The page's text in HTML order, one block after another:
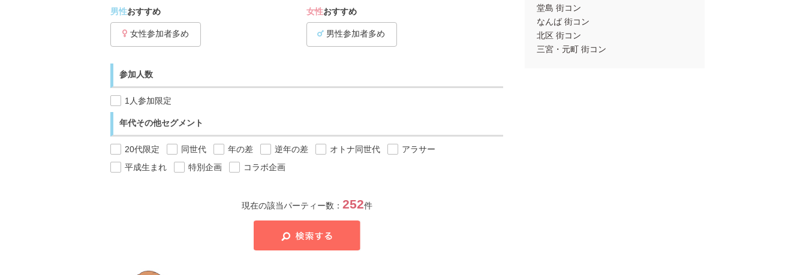
男性おすすめ
女性参加者多め
女性おすすめ
男性参加者多め
参加人数
1人参加限定
年代その他セグメント
20代限定 同世代 年の差 逆年の差 オトナ同世代
アラサー
平成生まれ
特別企画 コラボ企画
現在の該当パーティー数： 252件
堂島 街コン
なんば 街コン
北区 街コン
三宮・元町 街コン